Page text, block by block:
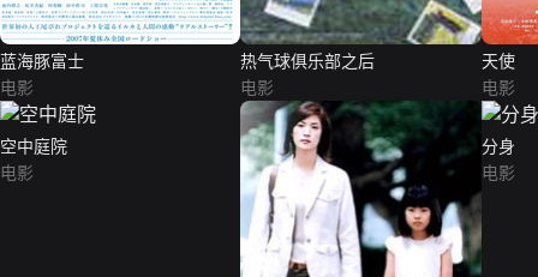
蓝海豚富士
电影
热气球俱乐部之后
电影
天使
电影
空中庭院
电影
分身
电影